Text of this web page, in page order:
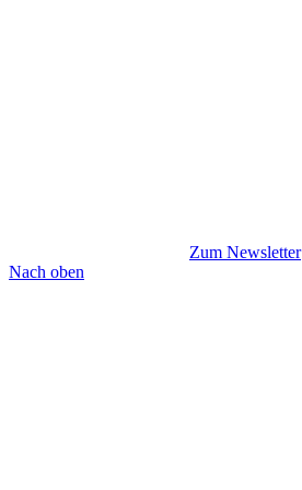
Zum Newsletter
Nach oben